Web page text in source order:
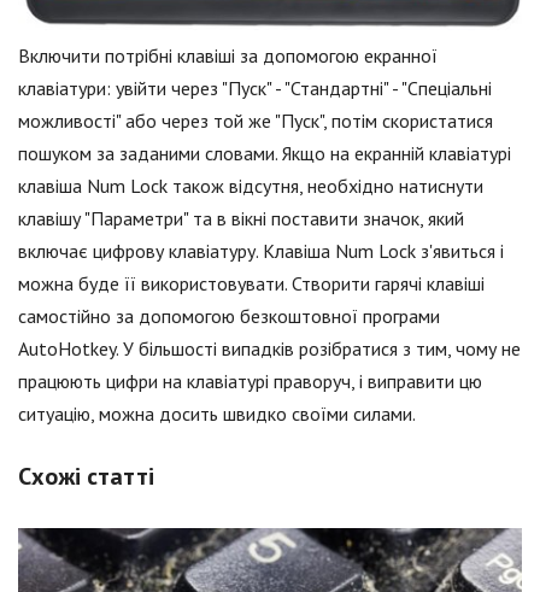
Включити потрібні клавіші за допомогою екранної
клавіатури: увійти через "Пуск" - "Стандартні" - "Спеціальні
можливості" або через той же "Пуск", потім скористатися
пошуком за заданими словами. Якщо на екранній клавіатурі
клавіша Num Lock також відсутня, необхідно натиснути
клавішу "Параметри" та в вікні поставити значок, який
включає цифрову клавіатуру. Клавіша Num Lock з'явиться і
можна буде її використовувати. Створити гарячі клавіші
самостійно за допомогою безкоштовної програми
AutoHotkey. У більшості випадків розібратися з тим, чому не
працюють цифри на клавіатурі праворуч, і виправити цю
ситуацію, можна досить швидко своїми силами.
Схожі статті